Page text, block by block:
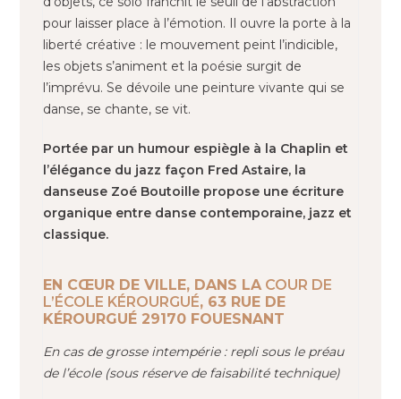
pour laisser place à l’émotion. Il ouvre la porte à la
liberté créative : le mouvement peint l’indicible,
les objets s’animent et la poésie surgit de
l’imprévu. Se dévoile une peinture vivante qui se
danse, se chante, se vit.
Portée par un humour espiègle à la Chaplin et
l’élégance du jazz façon Fred Astaire, la
danseuse Zoé Boutoille propose une écriture
organique entre danse contemporaine, jazz et
classique.
EN CŒUR DE VILLE, DANS LACOUR DE
L’ÉCOLE KÉROURGUÉ, 63 RUE DE
KÉROURGUÉ 29170 FOUESNANT
En cas de grosse intempérie : repli sous le préau
de l’école (sous réserve de faisabilité technique)